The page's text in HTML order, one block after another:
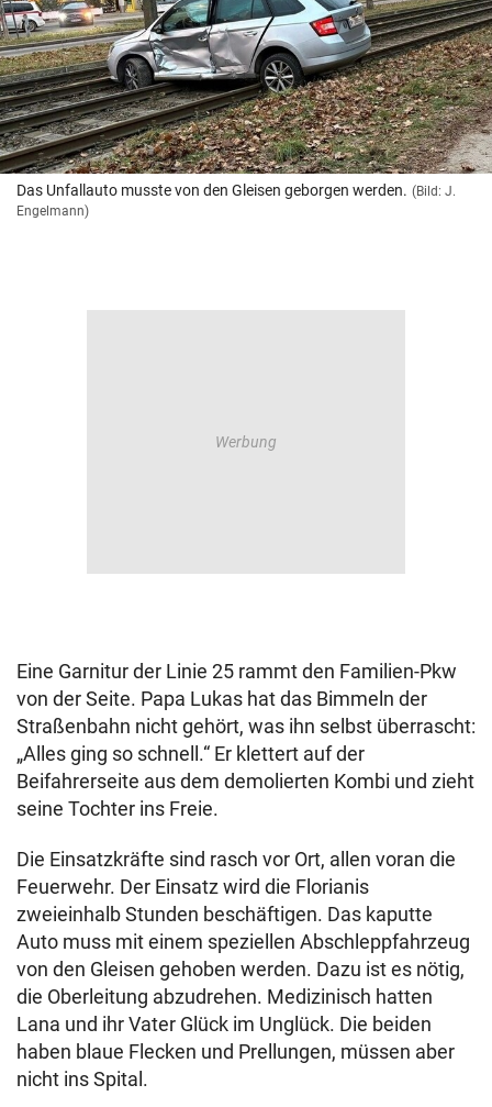
Das Unfallauto musste von den Gleisen geborgen werden. (Bild: J.
Engelmann)
Eine Garnitur der Linie 25 rammt den Familien-Pkw
von der Seite. Papa Lukas hat das Bimmeln der
Straßenbahn nicht gehört, was ihn selbst überrascht:
„Alles ging so schnell.“ Er klettert auf der
Beifahrerseite aus dem demolierten Kombi und zieht
seine Tochter ins Freie.
Die Einsatzkräfte sind rasch vor Ort, allen voran die
Feuerwehr. Der Einsatz wird die Florianis
zweieinhalb Stunden beschäftigen. Das kaputte
Auto muss mit einem speziellen Abschleppfahrzeug
von den Gleisen gehoben werden. Dazu ist es nötig,
die Oberleitung abzudrehen. Medizinisch hatten
Lana und ihr Vater Glück im Unglück. Die beiden
haben blaue Flecken und Prellungen, müssen aber
nicht ins Spital.